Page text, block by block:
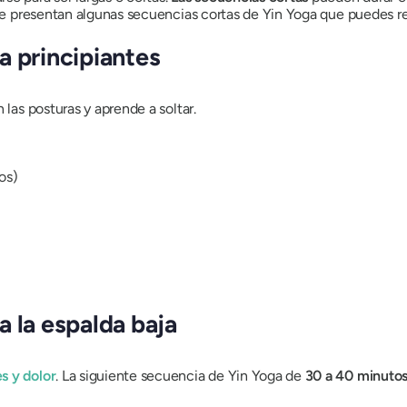
algunas secuencias cortas de Yin Yoga que puedes
principiantes
las posturas y aprende a soltar.
la espalda baja
y dolor. La siguiente secuencia de Yin Yoga de 30 a 40